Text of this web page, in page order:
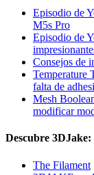
Episodio de
M5s Pro
Episodio de
Consejos de
Temperature
falta de
Mesh
modificar
Descubre 3DJake:
The Filament